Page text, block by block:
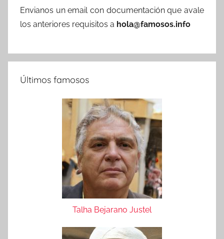
Envianos un email con documentación que avale
los anteriores requisitos a hola@famosos.info
Últimos famosos
Talha Bejarano Justel